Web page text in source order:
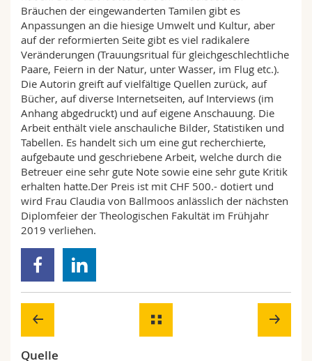
Bräuchen der eingewanderten Tamilen gibt es
Anpassungen an die hiesige Umwelt und Kultur, aber
auf der reformierten Seite gibt es viel radikalere
Veränderungen (Trauungsritual für gleichgeschlechtliche
Paare, Feiern in der Natur, unter Wasser, im Flug etc.).
Die Autorin greift auf vielfältige Quellen zurück, auf
Bücher, auf diverse Internetseiten, auf Interviews (im
Anhang abgedruckt) und auf eigene Anschauung. Die
Arbeit enthält viele anschauliche Bilder, Statistiken und
Tabellen. Es handelt sich um eine gut recherchierte,
aufgebaute und geschriebene Arbeit, welche durch die
Betreuer eine sehr gute Note sowie eine sehr gute Kritik
erhalten hatte.Der Preis ist mit CHF 500.- dotiert und
wird Frau Claudia von Ballmoos anlässlich der nächsten
Diplomfeier der Theologischen Fakultät im Frühjahr
2019 verliehen.
Quelle